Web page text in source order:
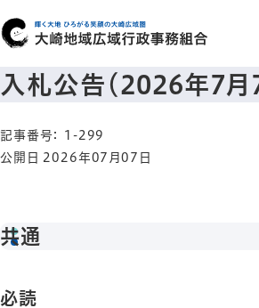
入札公告（2026年7月
記事番号： 1-299
公開日 2026年07月07日
共通
必読